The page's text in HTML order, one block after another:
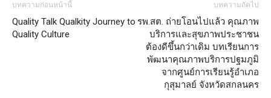
บทความก่อนหน้านี้
Quality Talk Qualkity Journey to
Quality Culture
บทความถัดไป
รพ.สต. ถ่ายโอนไปแล้ว คุณภาพ
บริการและสุขภาพประชาชน
ต้องดีขึ้นกว่าเดิม บทเรียนการ
พัฒนาคุณภาพบริการปฐมภูมิ
จากศูนย์การเรียนรู้อำเภอ
กุสุมาลย์ จังหวัดสกลนคร